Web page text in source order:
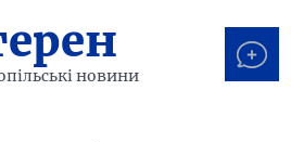
новини